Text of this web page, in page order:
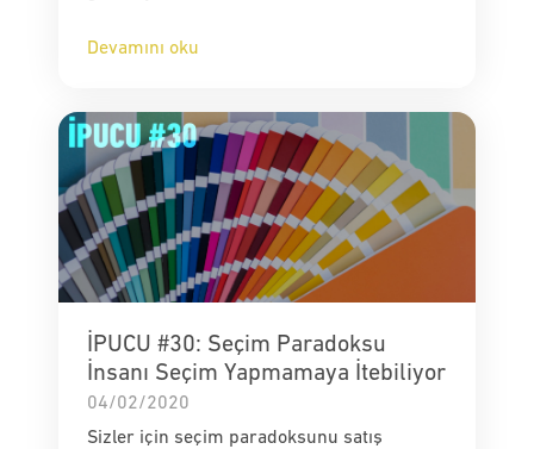
Devamını oku
İPUCU #30: Seçim Paradoksu
İnsanı Seçim Yapmamaya İtebiliyor
04/02/2020
Sizler için seçim paradoksunu satış